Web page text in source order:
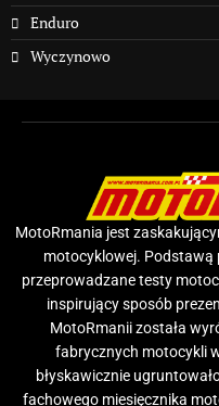
Enduro
Wyczynowo
MotoRmania jest
motocyklowej. Podstawą
przeprowadzane testy
inspirujący sposób
MotoRmanii została
fabrycznych motocykli
błyskawicznie
fachowego miesięcznika